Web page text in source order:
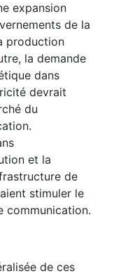
expansion
de la
production
la demande
dans
devrait
du
et la
de
stimuler le
communication.
de ces